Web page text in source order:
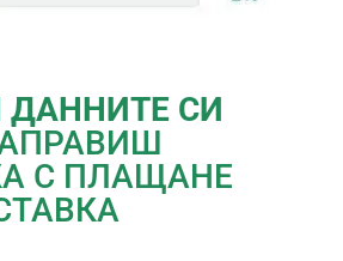
ДАННИТЕ СИ
С ПЛАЩАНЕ